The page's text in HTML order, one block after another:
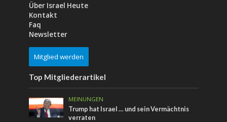
Über Israel Heute
Kontakt
Faq
Newsletter
Mitglied werden
Top Mitgliederartikel
MEINUNGEN
Trump hat Israel … und sein Vermächtnis
verraten